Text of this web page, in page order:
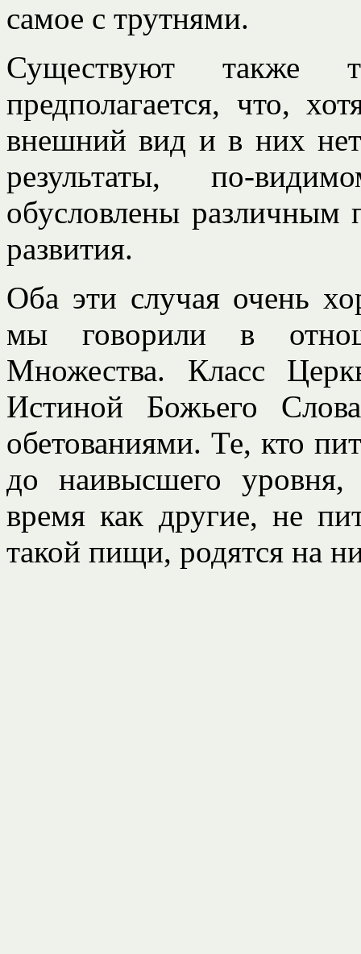
самое с трутнями.
Существуют также
предполагается, что,
внешний вид и в них
результаты, по-
обусловлены различным
развития.
Оба эти случая очень
мы говорили в
Множества. Класс
Истиной Божьего
обетованиями. Те, кто
до наивысшего
время как другие, не
такой пищи, родятся на